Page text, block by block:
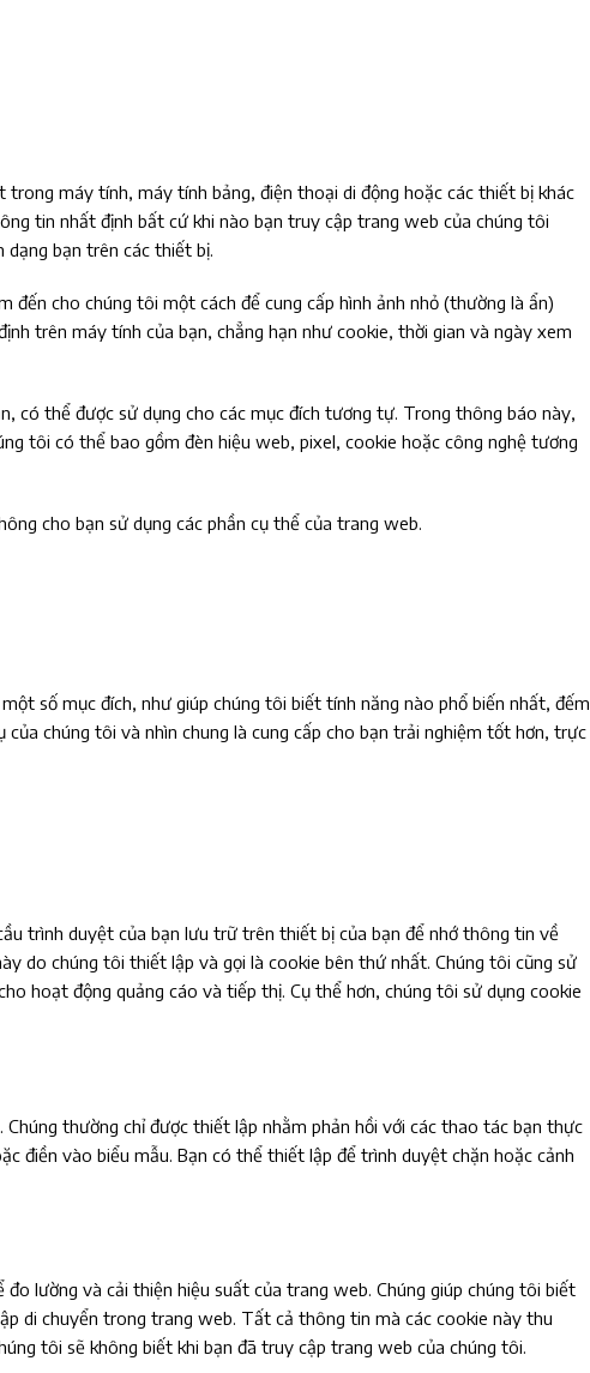
trong máy tính, máy tính bảng, điện thoại di động hoặc các thiết bị khác
tin nhất định bất cứ khi nào bạn truy cập trang web của chúng tôi
bạn trên các thiết bị.
đến cho chúng tôi một cách để cung cấp hình ảnh nhỏ (thường là ẩn)
trên máy tính của bạn, chẳng hạn như cookie, thời gian và ngày xem
có thể được sử dụng cho các mục đích tương tự. Trong thông báo này,
tôi có thể bao gồm đèn hiệu web, pixel, cookie hoặc công nghệ tương
cho bạn sử dụng các phần cụ thể của trang web.
số mục đích, như giúp chúng tôi biết tính năng nào phổ biến nhất, đếm
chúng tôi và nhìn chung là cung cấp cho bạn trải nghiệm tốt hơn, trực
trình duyệt của bạn lưu trữ trên thiết bị của bạn để nhớ thông tin về
do chúng tôi thiết lập và gọi là cookie bên thứ nhất. Chúng tôi cũng sử
hoạt động quảng cáo và tiếp thị. Cụ thể hơn, chúng tôi sử dụng cookie
thường chỉ được thiết lập nhằm phản hồi với các thao tác bạn thực
điền vào biểu mẫu. Bạn có thể thiết lập để trình duyệt chặn hoặc cảnh
lường và cải thiện hiệu suất của trang web. Chúng giúp chúng tôi biết
di chuyển trong trang web. Tất cả thông tin mà các cookie này thu
tôi sẽ không biết khi bạn đã truy cập trang web của chúng tôi.